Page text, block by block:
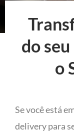
do
o
Se você está
delivery para